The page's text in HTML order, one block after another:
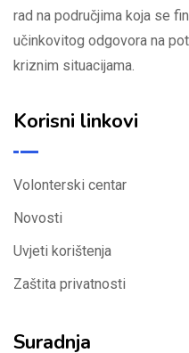
rad na područjima koja se
učinkovitog odgovora na
kriznim situacijama.
Korisni linkovi
Volonterski centar
Novosti
Uvjeti korištenja
Zaštita privatnosti
Suradnja